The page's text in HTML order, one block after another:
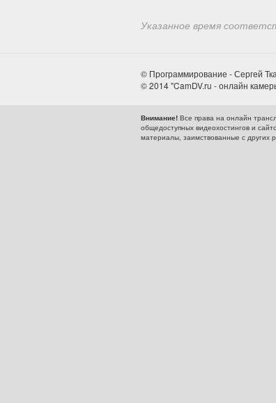
Указанное время
© Программирование - Сергей
© 2014 "CamDV.ru - онлайн
Внимание! Все права на онлайн
общедоступных видеохостингов и
материалы, заимствованные с других